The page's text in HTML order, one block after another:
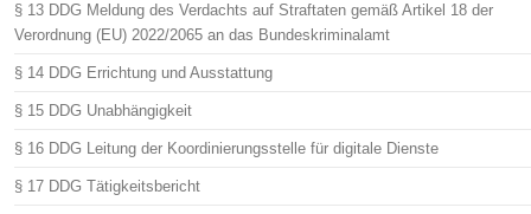
§ 13 DDG Meldung des Verdachts auf Straftaten gemäß Artikel 18 der
Verordnung (EU) 2022/2065 an das Bundeskriminalamt
§ 14 DDG Errichtung und Ausstattung
§ 15 DDG Unabhängigkeit
§ 16 DDG Leitung der Koordinierungsstelle für digitale Dienste
§ 17 DDG Tätigkeitsbericht